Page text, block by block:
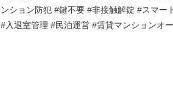
ンション防犯 #鍵不要 #非接触解錠 #スマー
#入退室管理 #民泊運営 #賃貸マンションオ